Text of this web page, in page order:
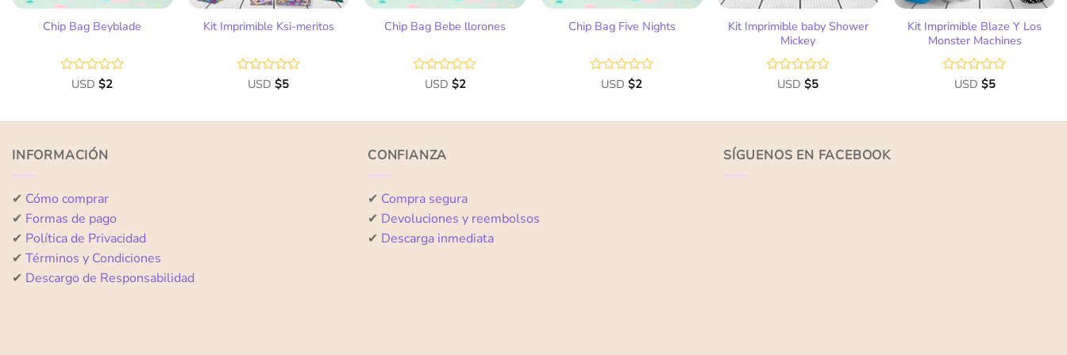
Chip Bag Beyblade
Valorado
de
USD$2
Kit Imprimible Ksi-meritos
Valorado
de
USD$5
Chip Bag Bebe llorones
Valorado
de
USD $2
Chip Bag Five Nights
Valorado
de
USD$2
Kit Imprimible baby Shower
Mickey
Valorado
de
USD$5
Kit Imprimible Blaze Y Los
Monster Machines
Valorado
de
USD $5
INFORMACIÓN
✔ Cómo comprar
✔ Formas de pago
✔ Política de Privacidad
✔ Términos y Condiciones
✔ Descargo de Responsabilidad
CONFIANZA
✔ Compra segura
✔ Devoluciones y reembolsos
✔ Descarga inmediata
SÍGUENOS EN FACEBOOK